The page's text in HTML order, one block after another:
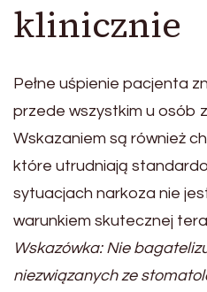
klinicznie
Pełne uśpienie pacjenta
przede wszystkim u osób
Wskazaniem są również
które utrudniają
sytuacjach narkoza nie
warunkiem skutecznej
Wskazówka: Nie
niezwiązanych ze